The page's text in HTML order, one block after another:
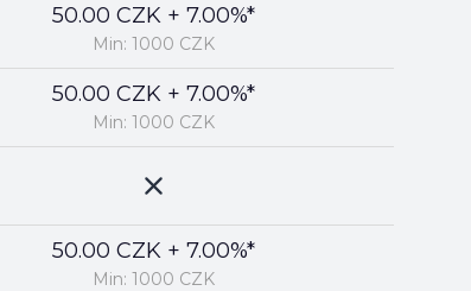
50.00 CZK + 7.00%*
Min: 1000 CZK
50.00 CZK + 7.00%*
Min: 1000 CZK
50.00 CZK + 7.00%*
Min: 1000 CZK